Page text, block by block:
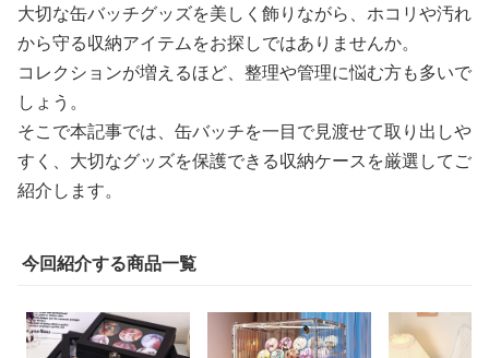
大切な缶バッチグッズを美しく飾りながら、ホコリや汚れ
から守る収納アイテムをお探しではありませんか。
コレクションが増えるほど、整理や管理に悩む方も多いで
しょう。
そこで本記事では、缶バッチを一目で見渡せて取り出しや
すく、大切なグッズを保護できる収納ケースを厳選してご
紹介します。
今回紹介する商品一覧